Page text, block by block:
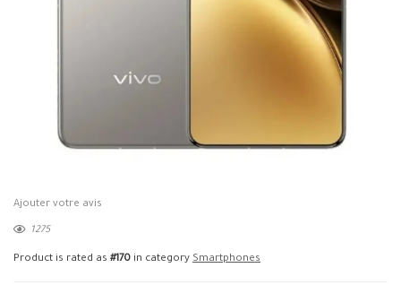
Ajouter votre avis
1275
Product is rated as #170 in category Smartphones